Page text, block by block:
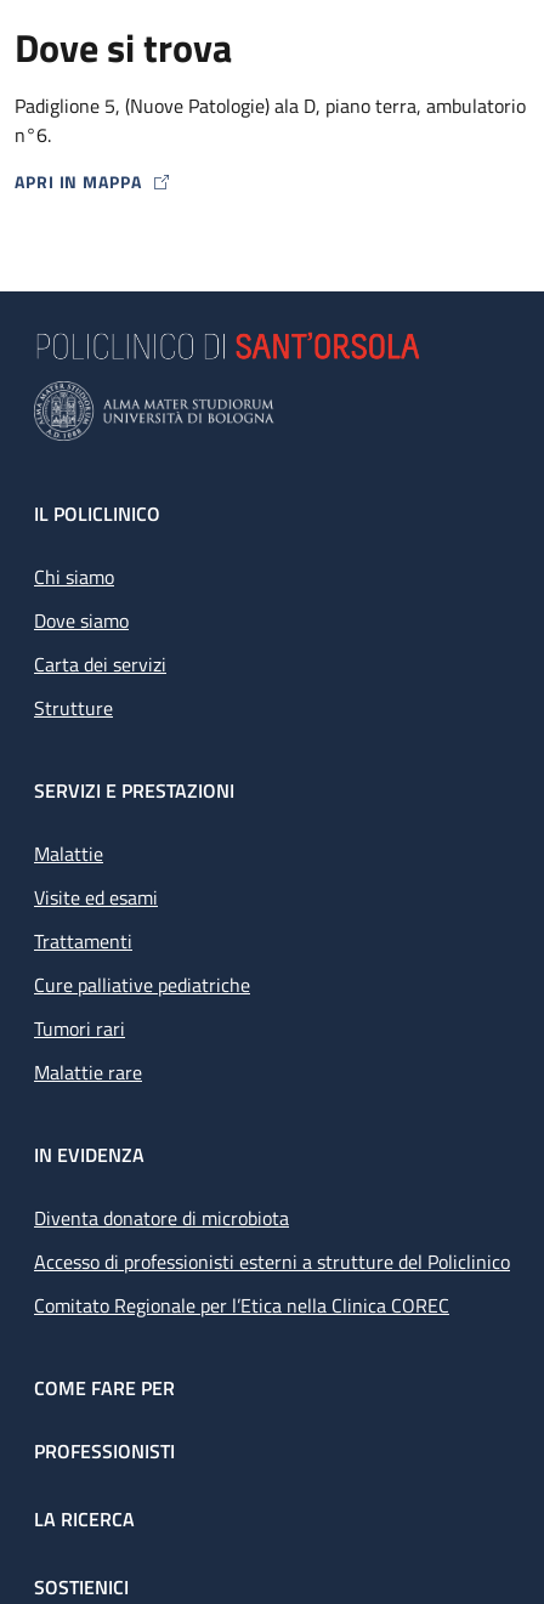
Dove si trova
Padiglione 5, (Nuove Patologie) ala D, piano terra, ambulatorio
n°6.
APRI IN MAPPA
MAP ICON
Footer
IL POLICLINICO
Chi siamo
Dove siamo
Carta dei servizi
Strutture
SERVIZI E PRESTAZIONI
Malattie
Visite ed esami
Trattamenti
Cure palliative pediatriche
Tumori rari
Malattie rare
IN EVIDENZA
Diventa donatore di microbiota
Accesso di professionisti esterni a strutture del Policlinico
Comitato Regionale per l’Etica nella Clinica COREC
COME FARE PER
PROFESSIONISTI
LA RICERCA
SOSTIENICI